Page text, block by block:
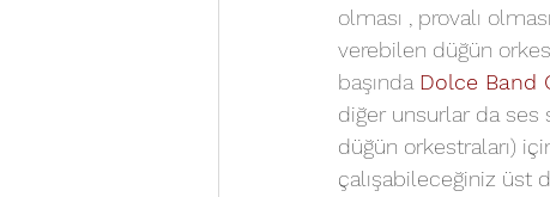
olması , provalı
verebilen düğün
başında Dolce Band
diğer unsurlar da ses
düğün orkestraları)
çalışabileceğiniz üst